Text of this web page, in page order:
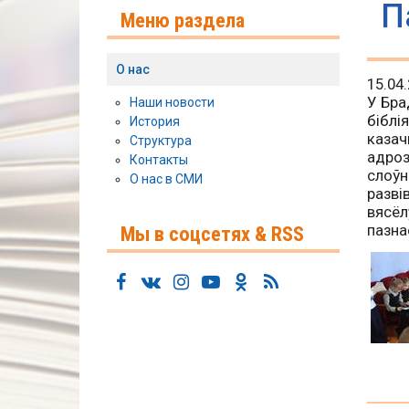
У
Меню раздела
О нас
Наши новости
История
Структура
Контакты
О нас в СМИ
Мы в соцсетях & RSS